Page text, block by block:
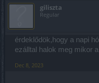
giliszta
Regular
érdeklődök,hogy a napi
ezálltal halok meg mikor
Dec 8, 2023